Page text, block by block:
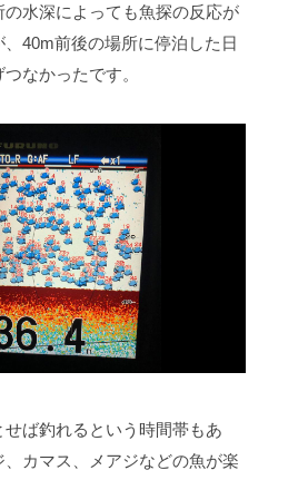
水深によっても魚探の反応が
40m前後の場所に停泊した日
なかったです。
ば釣れるという時間帯もあ
、カマス、メアジなどの魚が楽